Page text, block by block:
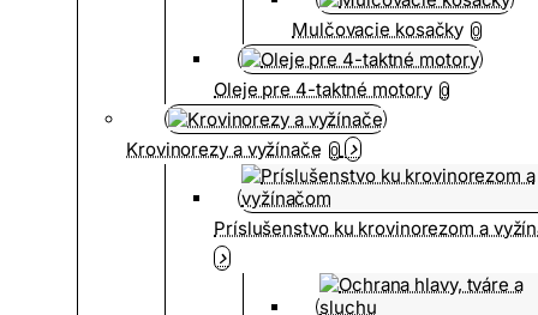
Mulčovacie kosačky 0
Oleje pre 4-taktné motory 0
Krovinorezy a vyžínače 0
Príslušenstvo ku krovinorezom a